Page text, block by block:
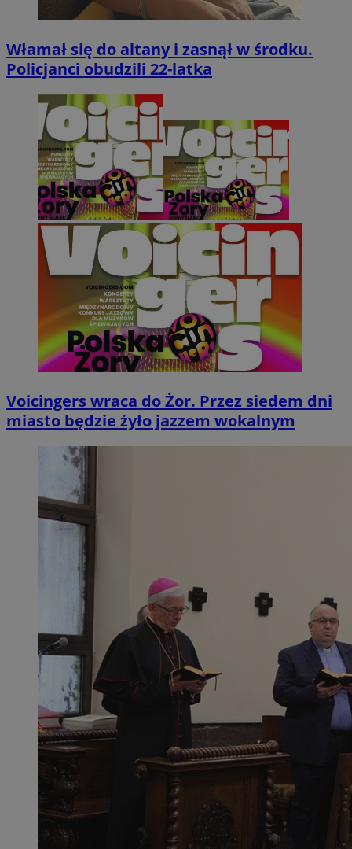
Włamał się do altany i zasnął w środku.
Policjanci obudzili 22-latka
Voicingers wraca do Żor. Przez siedem dni
miasto będzie żyło jazzem wokalnym